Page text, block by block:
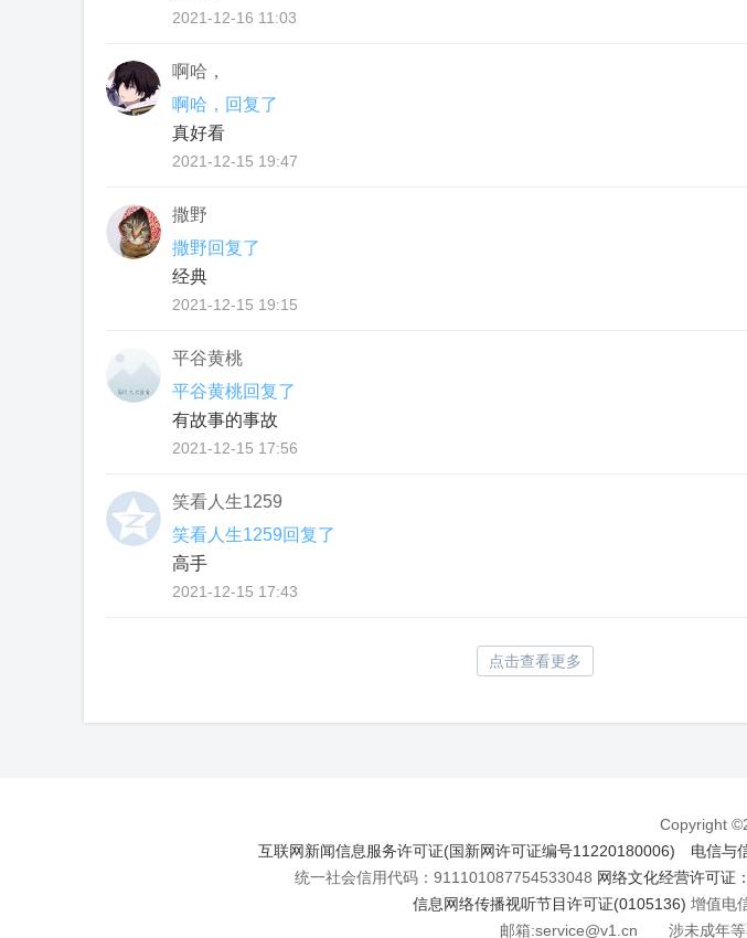
2021-12-16 11:03
啊哈，
啊哈，回复了
真好看
2021-12-15 19:47
撒野
撒野回复了
经典
2021-12-15 19:15
平谷黄桃
平谷黄桃回复了
有故事的事故
2021-12-15 17:56
笑看人生1259
笑看人生1259回复了
高手
2021-12-15 17:43
点击查看更多
Copyright
互联网新闻信息服务许可证(国新网许可证编号11220180006)
电信与
统一社会信用代码：911101087754533048 网络文化经营许可证
信息网络传播视听节目许可证(0105136) 增值电
邮箱:service@v1.cn 涉未成年